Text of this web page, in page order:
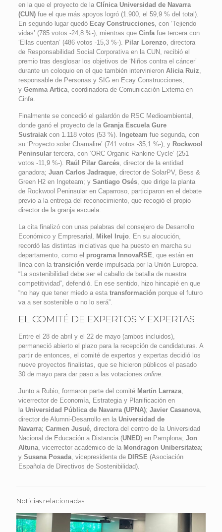
en la que el proyecto de la Clínica Universidad de Navarra
(CUN)fue el que más apoyos logró (1.900, el 59,9 % del total).
En segundo lugar quedó Ecay Construcciones, con ‘Tejiendo
vidas’ (785 votos -24,8 %-), mientras que Cinfafue tercera con
‘Ellas cuentan’ (486 votos -15,3 %-). Pilar Lorenzo, directora
de Responsabilidad Social Corporativa en la CUN, recibió el
premio tras desglosar los objetivos de ‘Niños contra el cáncer’
durante un coloquio en el que también intervinieron Alicia Ruiz,
responsable de Personas y SIG en Ecay Construcciones,
y Gemma Artica, coordinadora de Comunicación Externa en
Cinfa.
Finalmente se concedió el galardón de RSC Medioambiental,
donde ganó el proyecto de la Granja Escuela Gure
Sustraiakcon 1.118 votos (53 %). Ingeteam fue segunda, con
su ‘Proyecto solar Chamalire’ (741 votos -35,1 %-), y Rockwool
Peninsulartercera, con ‘ORC Organic Rankine Cycle’ (251
votos -11,9 %-). Raúl Pilar Garcés, director de la entidad
ganadora; Juan Carlos Jadraque, director de SolarPV, Bess &
Green H2 en Ingeteam; y Santiago Osés, que dirige la planta
de Rockwool Peninsular en Caparroso, participaron en el debate
previo a la entrega del reconocimiento, que recogió el propio
director de la granja escuela.
La cita finalizó con unas palabras del consejero de Desarrollo
Económico y Empresarial, Mikel Irujo. En su alocución,
recordó las distintas iniciativas que ha puesto en marcha su
departamento, como el programa InnovaRSE, que están en
línea con la transición verdeimpulsada por la Unión Europea.
“La sostenibilidad debe ser el caballo de batalla de nuestra
competitividad”, defendió. En ese sentido, hizo hincapié en que
“no hay que tener miedo a esta transformación porque el futuro
va a ser sostenible o no lo será”.
EL COMITÉ DE EXPERTOS Y EXPERTAS
Entre el 28 de abril y el 22 de mayo (ambos incluidos),
permaneció abierto el plazo para la recepción de candidaturas. A
partir de entonces, el comité de expertos y expertas decidió los
nueve proyectos finalistas, que se hicieron públicos el pasado
30 de mayo para dar paso a las votaciones online.
Junto a Rubio, formaron parte del comité Martín Larraza,
vicerrector de Economía, Estrategia y Planificación en
la Universidad Pública de Navarra (UPNA); Javier Casanova,
director de Alumni-Desarrollo en la Universidad de
Navarra; Carmen Jusué, directora del centro de la Universidad
Nacional de Educación a Distancia (UNED) en Pamplona; Jon
Altuna, vicerrector académico de la Mondragon Unibersitatea;
y Susana Posada, vicepresidenta de DIRSE (Asociación
Española de Directivos de Sostenibilidad).
Noticias relacionadas